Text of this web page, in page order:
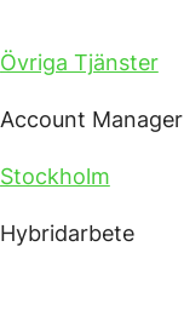
Övriga Tjänster
Account Manager
Stockholm
Hybridarbete